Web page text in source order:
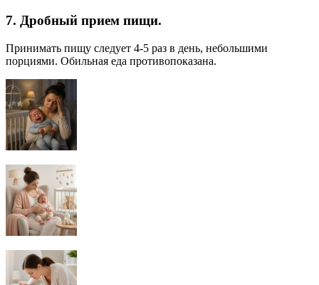
7. Дробный прием пищи.
Принимать пищу следует 4-5 раз в день, небольшими
порциями. Обильная еда противопоказана.